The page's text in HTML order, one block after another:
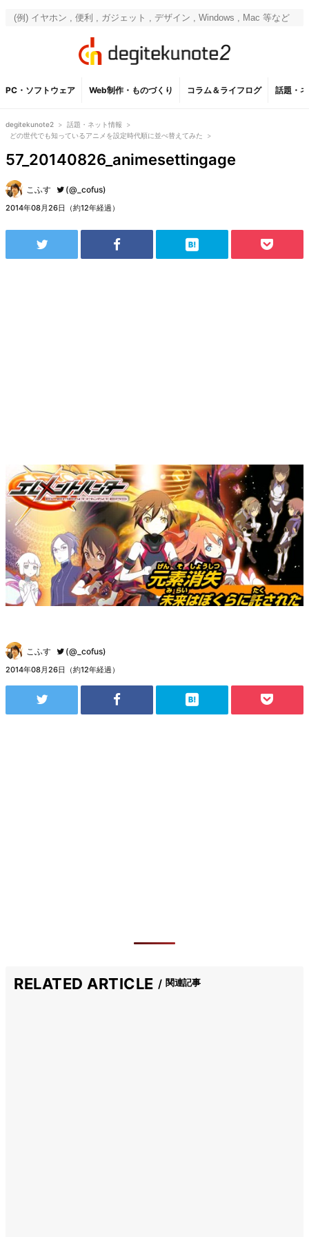
PC・ソフトウェア Web制作・ものづくり コラム＆ライフログ 話題・
degitekunote2 > 話題・ネット情報
>
どの世代でも知っているアニメを設定時代順に並べ替えてみた
>
57_20140826_animesettingage
こふす (@_cofus)
2014年08月26日（約12年経過）
こふす (@_cofus)
2014年08月26日（約12年経過）
RELATED ARTICLE 関連記事